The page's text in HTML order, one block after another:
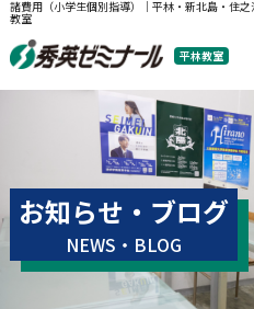
諸費用（小学生個別指導）｜平林・新北島・住
教室
平林教室
お知らせ・ブログ
NEWS・BLOG